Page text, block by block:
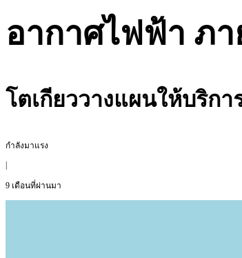
อากาศไฟฟ้า ภา
โตเกียววางแผนให้บริก
กำลังมาแรง
9 เดือนที่ผ่านมา